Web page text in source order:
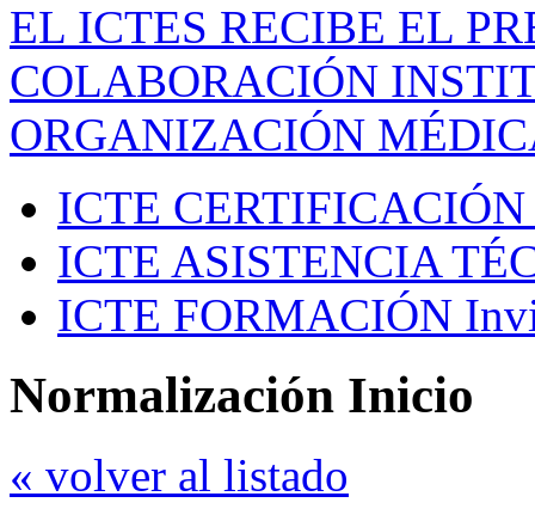
EL ICTES RECIBE EL
COLABORACIÓN
ORGANIZACIÓN
ICTE CERTIFICACIÓN
ICTE ASISTENCIA
ICTE FORMACIÓN
Normalización Inicio
« volver al listado